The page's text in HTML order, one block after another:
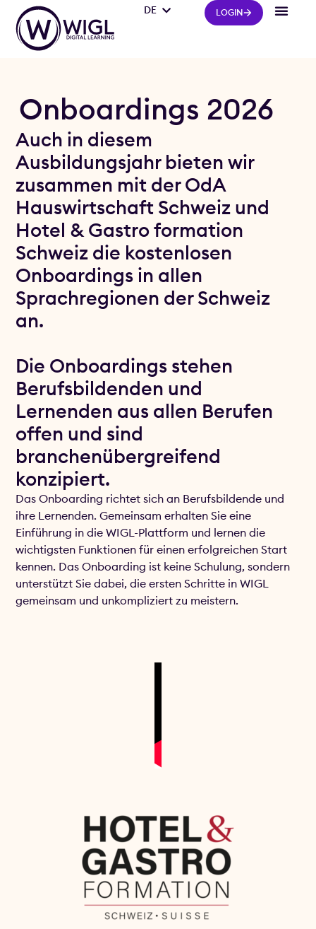
LOGIN
DE
IT
Onboardings 2026
Auch in diesem
Ausbildungsjahr bieten wir
zusammen mit der OdA
Hauswirtschaft Schweiz und
Hotel & Gastro formation
Schweiz die kostenlosen
Onboardings in allen
Sprachregionen der Schweiz
an.
Die Onboardings stehen
Berufsbildenden und
Lernenden aus allen Berufen
offen und sind
branchenübergreifend
konzipiert.
Das Onboarding richtet sich an Berufsbildende und
ihre Lernenden. Gemeinsam erhalten Sie eine
Einführung in die WIGL-Plattform und lernen die
wichtigsten Funktionen für einen erfolgreichen Start
kennen. Das Onboarding ist keine Schulung, sondern
unterstützt Sie dabei, die ersten Schritte in WIGL
gemeinsam und unkompliziert zu meistern.